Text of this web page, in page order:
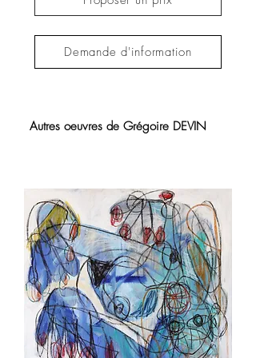
Demande d'information
Autres oeuvres de Grégoire DEVIN